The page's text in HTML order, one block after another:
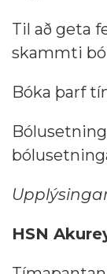
Til að geta
skammti
Bóka þarf
HSN